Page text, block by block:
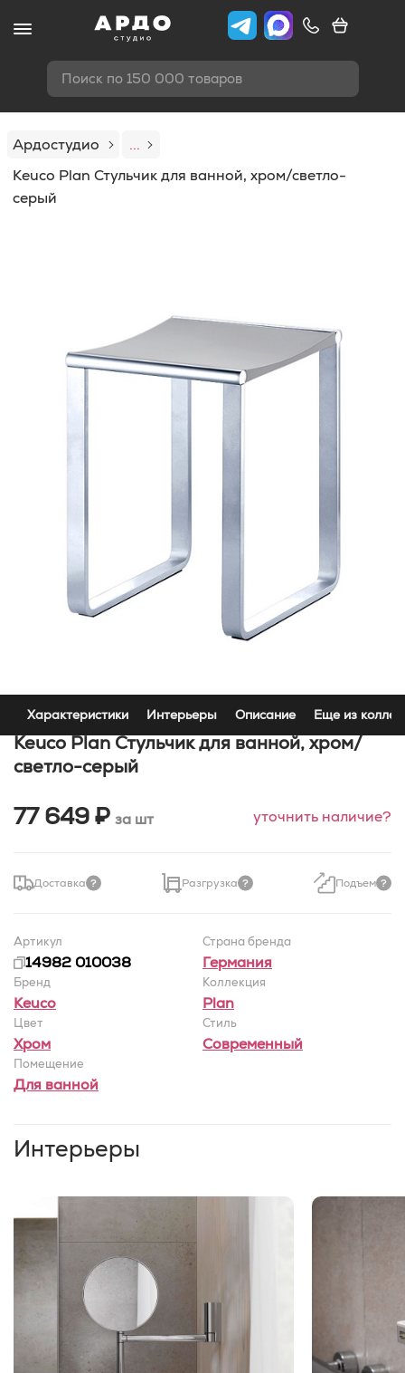
Поиск по 150 000 товаров
Ардостудио
...
Keuco Plan Стульчик для ванной, хром/светло-
серый
Характеристики Интерьеры Описание Еще из
Keuco Plan Стульчик для ванной, хром/
светло-серый
77 649 ₽ за шт уточнить наличие?
Доставка Разгрузка Подъем
Артикул
14982 010038
Страна бренда
Германия
Бренд
Keuco
Коллекция
Plan
Цвет
Хром
Стиль
Современный
Помещение
Для ванной
Интерьеры